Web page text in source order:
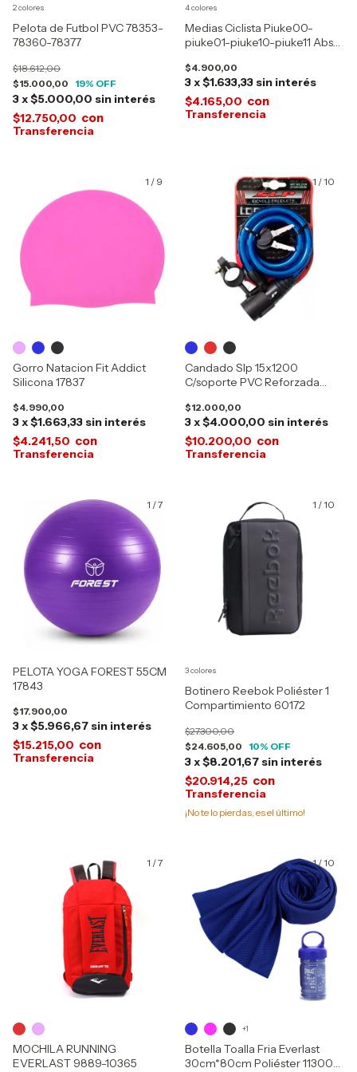
Pelota de Futbol PVC 78353-
78360-78377
$15.000,00
$18.612,00
19% OFF
3x$5.000,00 sin interés
$12.750,00 con
2 colores
Medias Ciclista Piuke00-
piuke01-piuke10-piuke11 Abs
$4.900,00
3x$1.633,33 sin interés
$4.165,00 con
4 colores
1 / 9
Gorro Natacion Fit Addict
Silicona 17837
$4.990,00
3x$1.663,33 sin interés
$4.241,50 con
1 /10
Candado Slp 15x1200
C/soporte PVC Reforzada
$12.000,00
3x$4.000,00 sin interés
$10.200,00 con
1 /7
PELOTA YOGA FOREST 55CM
17843
$17.900,00
3x$5.966,67 sin interés
$15.215,00 con
1 /10
Botinero Reebok Poliéster 1
Compartimiento 60172
$24.605,00
$27.300,00
10% OFF
3x$8.201,67 sin interés
$20.914,25 con
¡No te lo pierdas, es el último!
3 colores
1 /7
MOCHILA RUNNING
EVERLAST 9889-10365
1/10
Botella Toalla Fria Everlast
30cm*80cm Poliéster 11300-
+1